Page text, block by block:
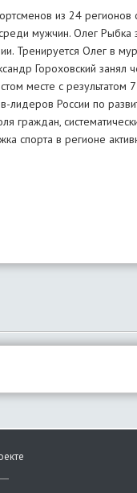
из 24 регионов
мужчин. Олег Рыбка
Тренируется Олег в
Гороховский занял
месте с результатом
лидеров России по
граждан,
спорта в регионе